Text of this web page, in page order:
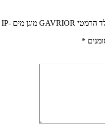
היה הראשון לכתוב סקירה “גוף תאורה לד הרמטי GAVRIOR מוגן מים IP-
*